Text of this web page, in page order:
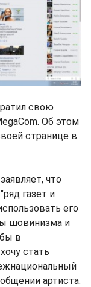
свою
Об этом
странице в
что
газет и
его
шовинизма и
в
стать
артиста.